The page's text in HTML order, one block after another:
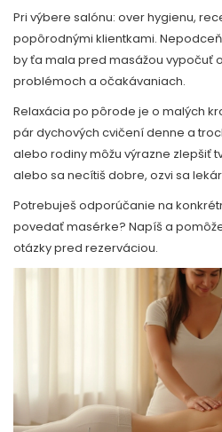
Pri výbere salónu: over hygienu,
popôrodnými klientkami.
by ťa mala pred masážou vypočuť
problémoch a očakávaniach.
Relaxácia po pôrode je o malých
pár dychových cvičení denne a
alebo rodiny môžu výrazne zlepšiť
alebo sa necítiš dobre, ozvi sa
Potrebuješ odporúčanie na
povedať masérke? Napíš a
otázky pred rezerváciou.